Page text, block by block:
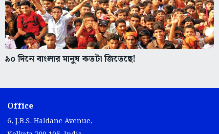
৯০ দিনে বাংলার মানুষ কতটা জিতেছে!
Office
6, J.B.S. Haldane Avenue,
info@bartamanpatrika.com